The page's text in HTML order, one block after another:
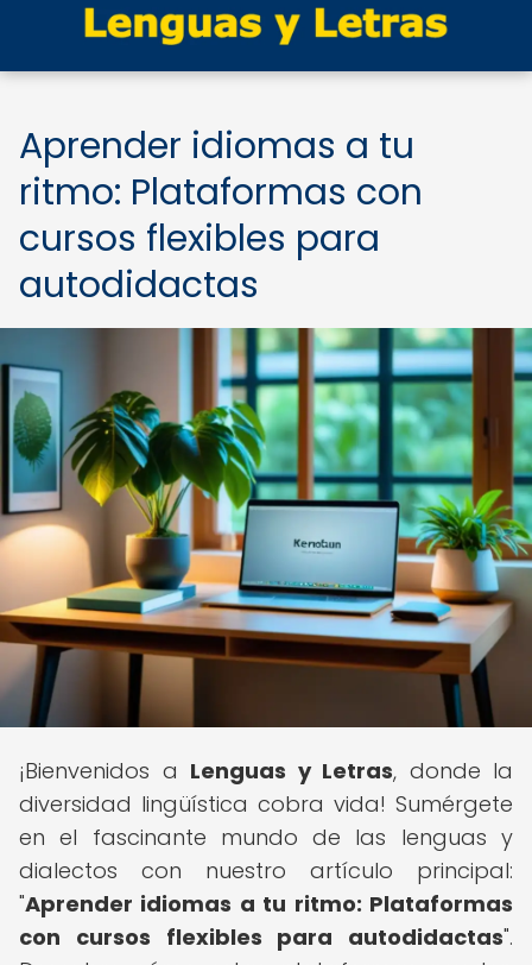
Aprender idiomas a tu
ritmo: Plataformas con
cursos flexibles para
autodidactas
¡Bienvenidos a Lenguas y Letras, donde la
diversidad lingüística cobra vida! Sumérgete
en el fascinante mundo de las lenguas y
dialectos con nuestro artículo principal:
"Aprender idiomas a tu ritmo: Plataformas
con cursos flexibles para autodidactas".